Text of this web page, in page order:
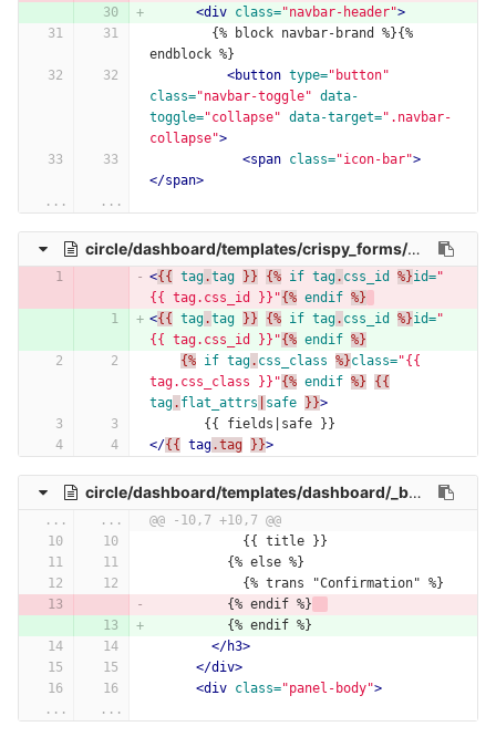
<div class="navbar-header">
endblock %}
<button type="button"
class="navbar-toggle" data-
toggle="collapse" data-target=".navbar-
collapse">
<span class="icon-bar">
</span>
...
...
circle/dashboard/templates/crispy_forms/anytag.html
<{{ tag.tag }} {% if tag. css_id %}id="
{{ tag.css_id }}"{% endif %}
<{{ tag.tag }} {% if tag. css_id %}id="
{{ tag.css_id }}"{% endif %}
{% if tag. css_class %}class="{{
tag.css_class }}"{% endif %}
{{
tag. flat_attrs safe }}>
       {{ fields|safe }}
</{{ tag.tag }}>
circle/dashboard/templates/dashboard/_base.html
... ...
@@ -10,7 +10,7 @@
            {{ title }}
          {% else %}
            {% trans "Confirmation" %}
          {% endif %}
          {% endif %}
</h3>
</div>
<div class="panel-body">
...
...